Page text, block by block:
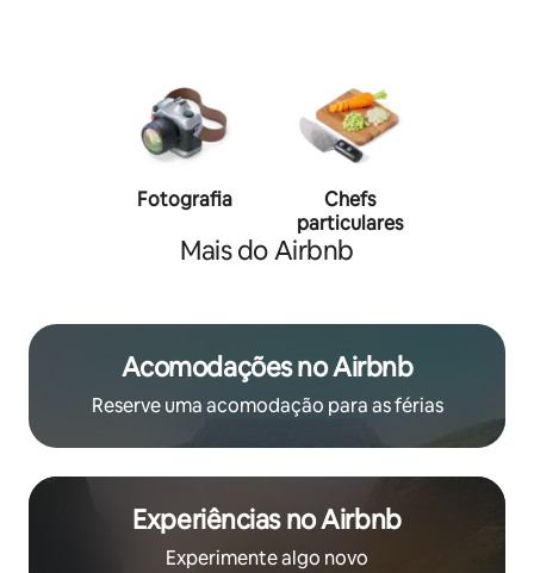
Fotografia
Chefs
particulares
Mais do Airbnb
Acomodações no Airbnb
Reserve uma acomodação para as férias
Experiências no Airbnb
Experimente algo novo